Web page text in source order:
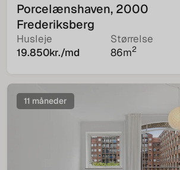
Porcelænshaven, 2000
Frederiksberg
Husleje
19.850kr./md
Størrelse
86m2
11 måneder